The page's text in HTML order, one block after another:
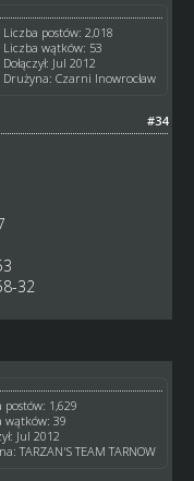
Liczba postów: 2,018
Liczba wątków: 53
Dołączył: Jul 2012
Drużyna: Czarni Inowrocław
#34
32
postów: 1,629
wątków: 39
Jul 2012
TARZAN'S TEAM TARNOW